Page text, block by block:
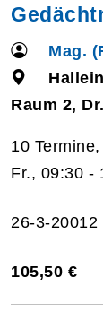
Mag.
Raum 2,
10
Fr., 09:30 -
26-3-20012
105,50 €